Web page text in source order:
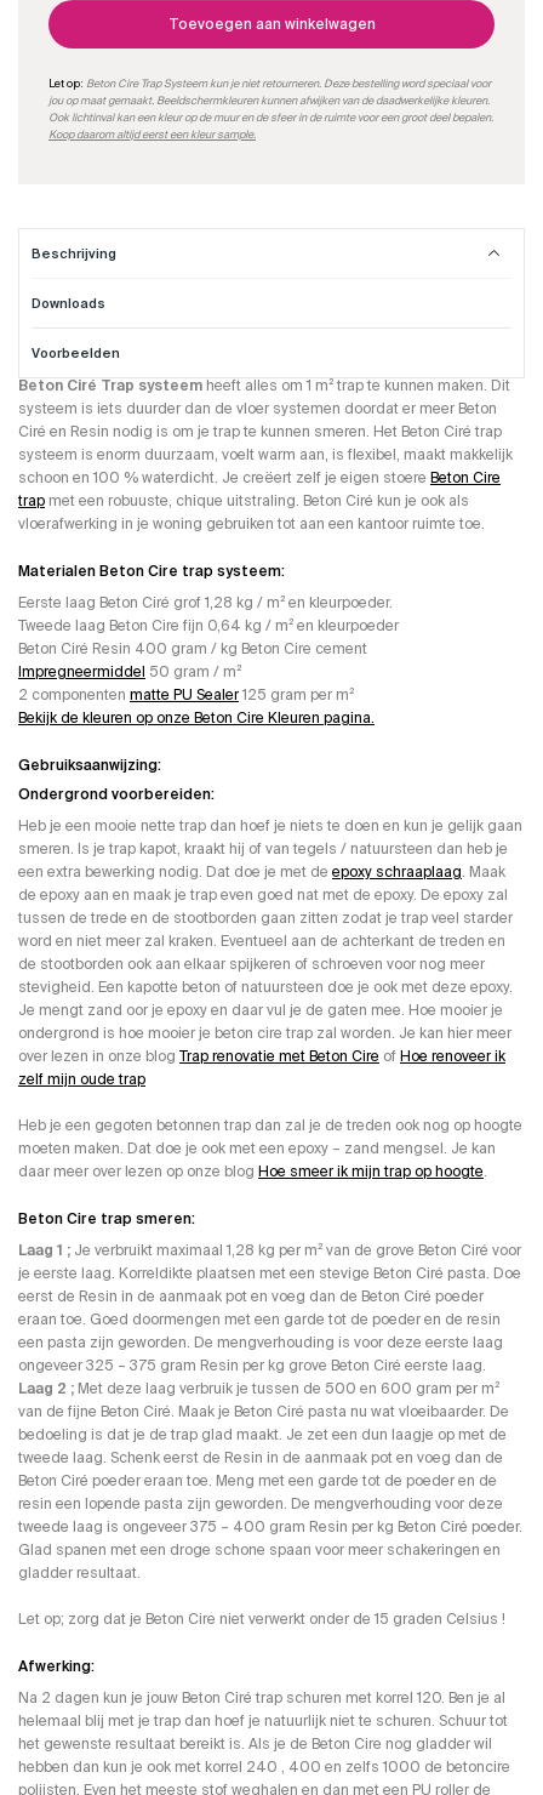
Toevoegen aan winkelwagen
Let op: Beton Cire Trap Systeem kun je niet retourneren. Deze bestelling word speciaal voor
jou op maat gemaakt. Beeldschermkleuren kunnen afwijken van de daadwerkelijke kleuren.
Ook lichtinval kan een kleur op de muur en de sfeer in de ruimte voor een groot deel bepalen.
Koop daarom altijd eerst een kleur sample.
Beschrijving
Downloads
Voorbeelden
Beton Cire trap systeem.
Dit Beton Ciré Trap Systeem word gebruikt om trappen mee te maken. Het
Beton Ciré Trap systeemheeft alles om 1 m² trap te kunnen maken. Dit
systeem is iets duurder dan de vloer systemen doordat er meer Beton
Ciré en Resin nodig is om je trap te kunnen smeren. Het Beton Ciré trap
systeem is enorm duurzaam, voelt warm aan, is flexibel, maakt makkelijk
schoon en 100 % waterdicht. Je creëert zelf je eigen stoere Beton Cire
trap met een robuuste, chique uitstraling. Beton Ciré kun je ook als
vloerafwerking in je woning gebruiken tot aan een kantoor ruimte toe.
Materialen Beton Cire trap systeem:
Eerste laag Beton Ciré grof 1,28 kg / m² en kleurpoeder.
Tweede laag Beton Cire fijn 0,64 kg / m² en kleurpoeder
Beton Ciré Resin 400 gram / kg Beton Cire cement
Impregneermiddel 50 gram / m²
2 componenten matte PU Sealer125 gram per m²
Bekijk de kleuren op onze Beton Cire Kleuren pagina.
Gebruiksaanwijzing:
Ondergrond voorbereiden:
Heb je een mooie nette trap dan hoef je niets te doen en kun je gelijk gaan
smeren. Is je trap kapot, kraakt hij of van tegels / natuursteen dan heb je
een extra bewerking nodig. Dat doe je met de epoxy schraaplaag. Maak
de epoxy aan en maak je trap even goed nat met de epoxy. De epoxy zal
tussen de trede en de stootborden gaan zitten zodat je trap veel starder
word en niet meer zal kraken. Eventueel aan de achterkant de treden en
de stootborden ook aan elkaar spijkeren of schroeven voor nog meer
stevigheid. Een kapotte beton of natuursteen doe je ook met deze epoxy.
Je mengt zand oor je epoxy en daar vul je de gaten mee. Hoe mooier je
ondergrond is hoe mooier je beton cire trap zal worden. Je kan hier meer
over lezen in onze blog Trap renovatie met Beton Cire ofHoe renoveer ik
zelf mijn oude trap
Heb je een gegoten betonnen trap dan zal je de treden ook nog op hoogte
moeten maken. Dat doe je ook met een epoxy – zand mengsel. Je kan
daar meer over lezen op onze blog Hoe smeer ik mijn trap op hoogte.
Beton Cire trap smeren:
Laag 1 ; Je verbruikt maximaal 1,28 kg per m² van de grove Beton Ciré voor
je eerste laag. Korreldikte plaatsen met een stevige Beton Ciré pasta. Doe
eerst de Resin in de aanmaak pot en voeg dan de Beton Ciré poeder
eraan toe. Goed doormengen met een garde tot de poeder en de resin
een pasta zijn geworden. De mengverhouding is voor deze eerste laag
ongeveer 325 – 375 gram Resin per kg grove Beton Ciré eerste laag.
Laag 2 ; Met deze laag verbruik je tussen de 500 en 600 gram per m²
van de fijne Beton Ciré. Maak je Beton Ciré pasta nu wat vloeibaarder. De
bedoeling is dat je de trap glad maakt. Je zet een dun laagje op met de
tweede laag. Schenk eerst de Resin in de aanmaak pot en voeg dan de
Beton Ciré poeder eraan toe. Meng met een garde tot de poeder en de
resin een lopende pasta zijn geworden. De mengverhouding voor deze
tweede laag is ongeveer 375 – 400 gram Resin per kg Beton Ciré poeder.
Glad spanen met een droge schone spaan voor meer schakeringen en
gladder resultaat.
Let op; zorg dat je Beton Cire niet verwerkt onder de 15 graden Celsius !
Afwerking:
Na 2 dagen kun je jouw Beton Ciré trap schuren met korrel 120. Ben je al
helemaal blij met je trap dan hoef je natuurlijk niet te schuren. Schuur tot
het gewenste resultaat bereikt is. Als je de Beton Cire nog gladder wil
hebben dan kun je ook met korrel 240 , 400 en zelfs 1000 de betoncire
polijsten. Even het meeste stof weghalen en dan met een PU roller de